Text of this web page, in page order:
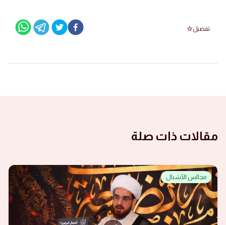
تفضيل
مقالات ذات صلة
مجالس الأشبال